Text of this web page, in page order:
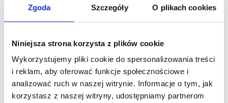
Zgoda Szczegóły O plikach cookies
Niniejsza strona korzysta z plików cookie
Wykorzystujemy pliki cookie do spersonalizowania treści
i reklam, aby oferować funkcje społecznościowe i
analizować ruch w naszej witrynie. Informacje o tym, jak
korzystasz z naszej witryny, udostępniamy partnerom
09 LIPCA, 2024
2024 roku i trendy w zabezpieczeniach
22 CZERWCA, 2024
Jak zautomatyzować procesy biznesowe w
firmie?